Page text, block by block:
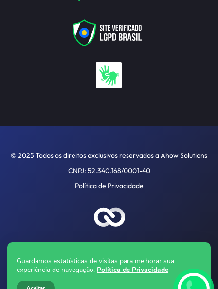
© 2025 Todos os direitos exclusivos reservados a Ahow Solutions
CNPJ: 52.340.168/0001-40
Política de Privacidade
Guardamos estatísticas de visitas para melhorar sua
experiência de navegação. Política de Privacidade